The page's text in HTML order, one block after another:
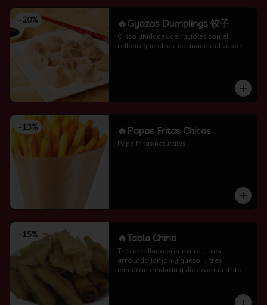
-20% 🔥Gyozas Dumplings 饺子
Cinco unidades de ravioles con el
relleno que elijas, cocinadas  al vapor.
-13% 🔥Papas Fritas Chicas
Papa fritas naturales
-15% 🔥Tabla China
Tres arrollado primavera，tres
arrollado jamon y queso ，tres
camaron madarin y diez wantan frito.